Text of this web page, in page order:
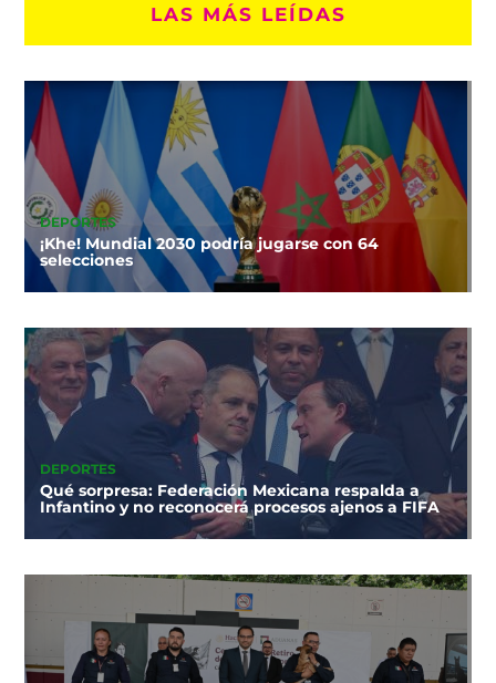
LAS MÁS LEÍDAS
DEPORTES
¡Khe! Mundial 2030 podría jugarse con 64
selecciones
DEPORTES
Qué sorpresa: Federación Mexicana respalda a
Infantino y no reconocerá procesos ajenos a FIFA